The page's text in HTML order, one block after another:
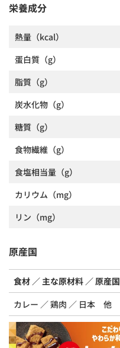
栄養成分
熱量 （kcal）
蛋白質 （g）
脂質 （g）
炭水化物 （g）
糖質 （g）
食物繊維 （g）
食塩相当量 （g）
カリウム （mg）
リン （mg）
原産国
食材 主な原材料
原産国
カレー
鶏肉 日本 他